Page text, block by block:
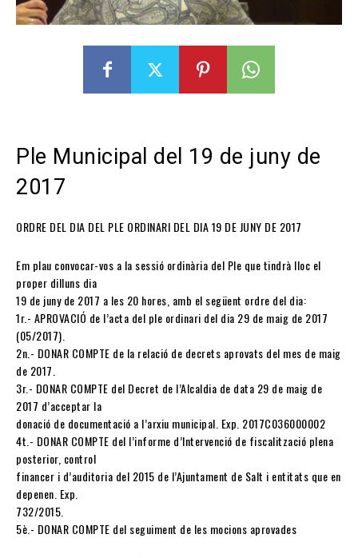
Ple Municipal del 19 de juny de
2017
ORDRE DEL DIA DEL PLE ORDINARI DEL DIA 19 DE JUNY DE 2017
Em plau convocar-vos a la sessió ordinària del Ple que tindrà lloc el
proper dilluns dia
19 de juny de 2017 a les 20 hores, amb el següent ordre del dia:
1r.- APROVACIÓ de l’acta del ple ordinari del dia 29 de maig de 2017
(05/2017).
2n.- DONAR COMPTE de la relació de decrets aprovats del mes de maig
de 2017.
3r.- DONAR COMPTE del Decret de l’Alcaldia de data 29 de maig de
2017 d’acceptar la
donació de documentació a l’arxiu municipal. Exp. 2017C036000002
4t.- DONAR COMPTE del l’informe d’Intervenció de fiscalització plena
posterior, control
financer i d’auditoria del 2015 de l’Ajuntament de Salt i entitats que en
depenen. Exp.
732/2015.
5è.- DONAR COMPTE del seguiment de les mocions aprovades